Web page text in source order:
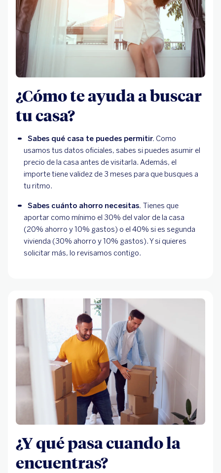
¿Cómo te ayuda a buscar
tu casa?
Sabes qué casa te puedes permitir. Como
usamos tus datos oficiales, sabes si puedes asumir el
precio de la casa antes de visitarla. Además, el
importe tiene validez de 3 meses para que busques a
tu ritmo.
Sabes cuánto ahorro necesitas. Tienes que
aportar como mínimo el 30% del valor de la casa
(20% ahorro y 10% gastos) o el 40% si es segunda
vivienda (30% ahorro y 10% gastos). Y si quieres
solicitar más, lo revisamos contigo.
¿Y qué pasa cuando la
encuentras?